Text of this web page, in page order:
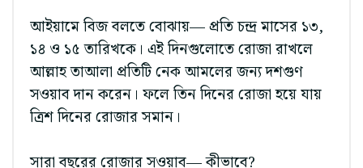
আইয়ামে বিজ বলতে বোঝায়— প্রতি চন্দ্র মাসের ১৩,
১৪ ও ১৫ তারিখকে। এই দিনগুলোতে রোজা রাখলে
আল্লাহ তাআলা প্রতিটি নেক আমলের জন্য দশগুণ
সওয়াব দান করেন। ফলে তিন দিনের রোজা হয়ে যায়
ত্রিশ দিনের রোজার সমান।
সারা বছরের রোজার সওয়াব— কীভাবে?